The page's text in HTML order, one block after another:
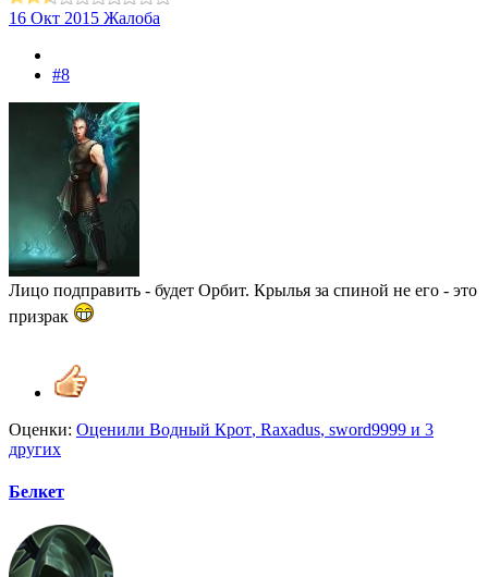
16 Окт 2015 Жалоба
#8
Лицо подправить - будет Орбит. Крылья за спиной не его - это
призрак
Оценки: Оценили Водный Крот, Raxadus, sword9999 и 3
других
Белкет